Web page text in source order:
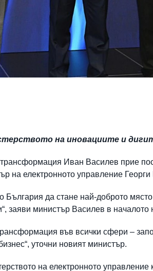
на иновациите и
Иван Василев прие
на електронното управление
да стане най-доброто
заяви министър Василев в
във всички сфери –
уточни новият министър.
на електронното